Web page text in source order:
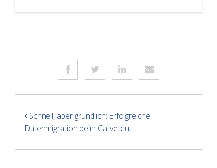
Schnell, aber gründlich: Erfolgreiche
Datenmigration beim Carve-out